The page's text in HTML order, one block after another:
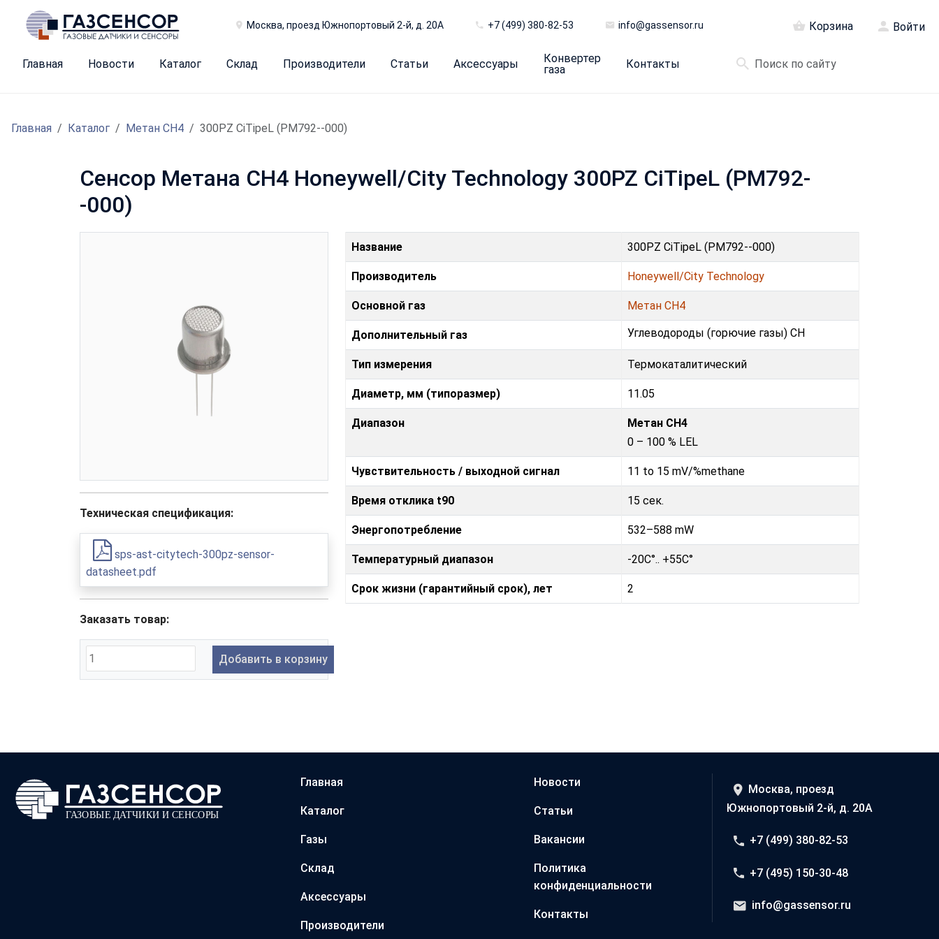
Москва, проезд Южнопортовый 2-й, д. 20А +7 (499) 380-82-53 info@gassensor.ru Корзина Войти
Главная Новости Каталог Склад Производители Статьи Аксессуары
Конвертер
газа
Контакты
Главная Каталог Метан CH4 300PZ CiTipeL (PM792--000)
Сенсор Метана CH4 Honeywell/City Technology 300PZ CiTipeL (PM792-
-000)
Техническая спецификация:
sps-ast-citytech-300pz-sensor-
datasheet.pdf
Заказать товар:
Добавить в корзину
Название 300PZ CiTipeL (PM792--000)
Производитель Honeywell/City Technology
Основной газ Метан CH4
Дополнительный газ Углеводороды (горючие газы) CH
Тип измерения Термокаталитический
Диаметр, мм (типоразмер) 11.05
Диапазон
Метан CH4
0 – 100 % LEL
Чувствительность / выходной сигнал 11 to 15 mV/%methane
Время отклика t90 15 сек.
Энергопотребление 532–588 mW
Температурный диапазон -20C°.. +55C°
Срок жизни (гарантийный срок), лет 2
Главная
Каталог
Газы
Склад
Аксессуары
Производители
Новости
Статьи
Вакансии
Политика
конфиденциальности
Контакты
Москва, проезд
Южнопортовый 2-й, д. 20А
+7 (499) 380-82-53
+7 (495) 150-30-48
info@gassensor.ru